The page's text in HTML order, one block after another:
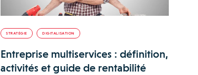
STRATÉGIE DIGITALISATION
Entreprise multiservices : définition,
activités et guide de rentabilité